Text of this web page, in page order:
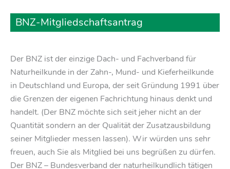
BNZ-Mitgliedschaftsantrag
Der BNZ ist der einzige Dach- und Fachverband für
Naturheilkunde in der Zahn-, Mund- und Kieferheilkunde
in Deutschland und Europa, der seit Gründung 1991 über
die Grenzen der eigenen Fachrichtung hinaus denkt und
handelt. (Der BNZ möchte sich seit jeher nicht an der
Quantität sondern an der Qualität der Zusatzausbildung
seiner Mitglieder messen lassen). Wir würden uns sehr
freuen, auch Sie als Mitglied bei uns begrüßen zu dürfen.
Der BNZ – Bundesverband der naturheilkundlich tätigen